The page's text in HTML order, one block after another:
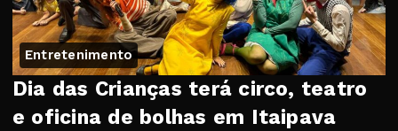
Entretenimento
Dia das Crianças terá circo, teatro
e oficina de bolhas em Itaipava